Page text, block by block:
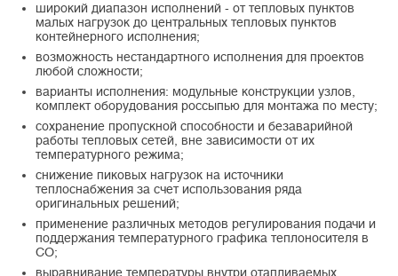
широкий диапазон исполнений - от тепловых пунктов
малых нагрузок до центральных тепловых пунктов
контейнерного исполнения;
возможность нестандартного исполнения для проектов
любой сложности;
варианты исполнения: модульные конструкции узлов,
комплект оборудования россыпью для монтажа по месту;
сохранение пропускной способности и безаварийной
работы тепловых сетей, вне зависимости от их
температурного режима;
снижение пиковых нагрузок на источники
теплоснабжения за счет использования ряда
оригинальных решений;
применение различных методов регулирования подачи и
поддержания температурного графика теплоносителя в
СО;
выравнивание температуры внутри отапливаемых